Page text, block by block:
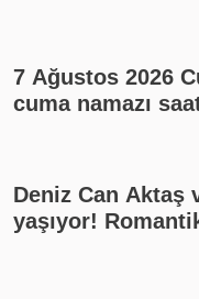
7 Ağustos 2026
cuma namazı
Deniz Can Aktaş
yaşıyor!